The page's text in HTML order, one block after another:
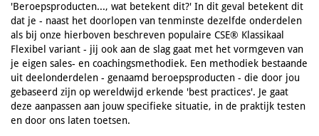
'Beroepsproducten..., wat betekent dit?' In dit geval betekent dit
dat je - naast het doorlopen van tenminste dezelfde onderdelen
als bij onze hierboven beschreven populaire CSE® Klassikaal
Flexibel variant - jij ook aan de slag gaat met het vormgeven van
je eigen sales- en coachingsmethodiek. Een methodiek bestaande
uit deelonderdelen - genaamd beroepsproducten - die door jou
gebaseerd zijn op wereldwijd erkende 'best practices'. Je gaat
deze aanpassen aan jouw specifieke situatie, in de praktijk testen
en door ons laten toetsen.